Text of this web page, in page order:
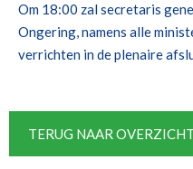
Om 18:00 zal secretaris
Ongering, namens alle
verrichten in de plenaire
TERUG NAAR OVERZICHT